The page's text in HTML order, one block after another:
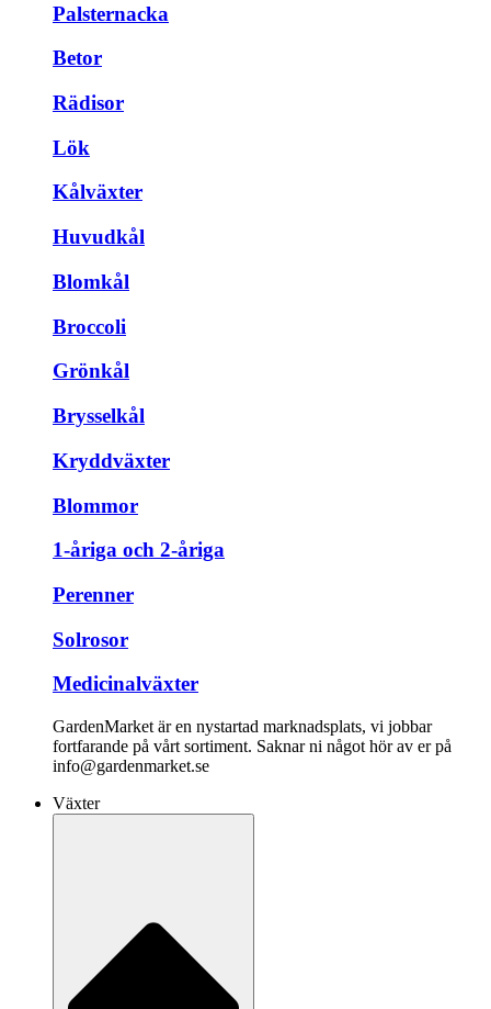
Palsternacka
Betor
Rädisor
Lök
Kålväxter
Huvudkål
Blomkål
Broccoli
Grönkål
Brysselkål
Kryddväxter
Blommor
1-åriga och 2-åriga
Perenner
Solrosor
Medicinalväxter
GardenMarket är en nystartad marknadsplats, vi jobbar
fortfarande på vårt sortiment. Saknar ni något hör av er på
info@gardenmarket.se
Växter